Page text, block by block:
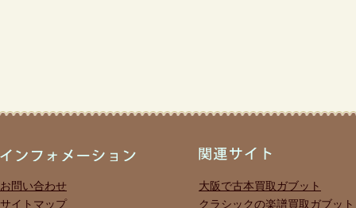
お問い合わせ
サイトマップ
大阪で古本買取ガブット
クラシックの楽譜買取ガブット